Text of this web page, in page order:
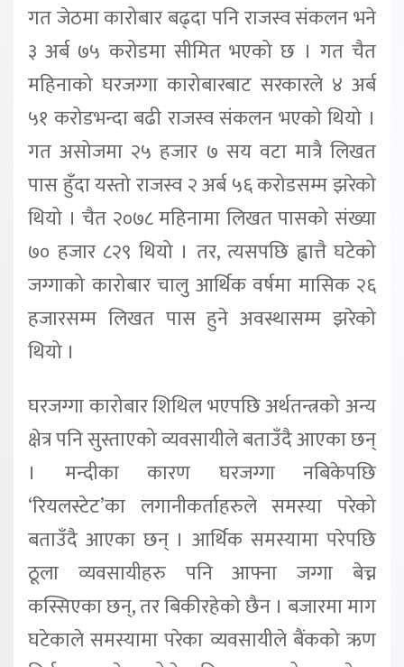
गत जेठमा कारोबार बढ्दा पनि राजस्व संकलन भने
३ अर्ब ७५ करोडमा सीमित भएको छ । गत चैत
महिनाको घरजग्गा कारोबारबाट सरकारले ४ अर्ब
५१ करोडभन्दा बढी राजस्व संकलन भएको थियो ।
गत असोजमा २५ हजार ७ सय वटा मात्रै लिखत
पास हुँदा यस्तो राजस्व २ अर्ब ५६ करोडसम्म झरेको
थियो । चैत २०७८ महिनामा लिखत पासको संख्या
७० हजार ८२९ थियो । तर, त्यसपछि ह्वात्तै घटेको
जग्गाको कारोबार चालु आर्थिक वर्षमा मासिक २६
हजारसम्म लिखत पास हुने अवस्थासम्म झरेको
थियो ।
घरजग्गा कारोबार शिथिल भएपछि अर्थतन्त्रको अन्य
क्षेत्र पनि सुस्ताएको व्यवसायीले बताउँदै आएका छन्
। मन्दीका कारण घरजग्गा नबिकेपछि
‘रियलस्टेट’का लगानीकर्ताहरुले समस्या परेको
बताउँदै आएका छन् । आर्थिक समस्यामा परेपछि
ठूला व्यवसायीहरु पनि आफ्ना जग्गा बेच्न
कस्सिएका छन्, तर बिकीरहेको छैन । बजारमा माग
घटेकाले समस्यामा परेका व्यवसायीले बैंकको ऋण